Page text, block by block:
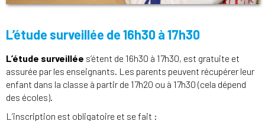
L’étude surveillée de 16h30 à 17h30
L’étude surveillée s’étent de 16h30 à 17h30, est gratuite et
assurée par les enseignants. Les parents peuvent récupérer leur
enfant dans la classe à partir de 17h20 ou à 17h30 (cela dépend
des écoles).
L’inscription est obligatoire et se fait :